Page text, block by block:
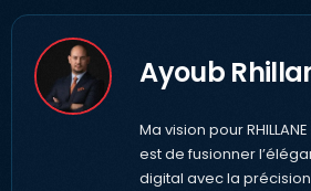
Ayoub
Ma vision pour
est de fusionner
digital avec la